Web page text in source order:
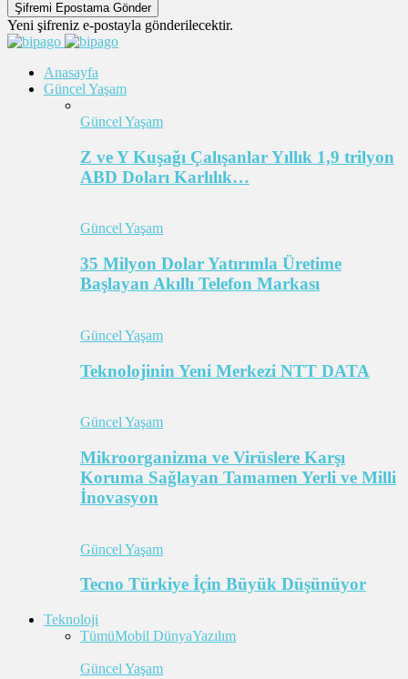
Yeni şifreniz e-postayla gönderilecektir.
Anasayfa
Güncel Yaşam
Güncel Yaşam
Z ve Y Kuşağı Çalışanlar Yıllık 1,9 trilyon
ABD Doları Karlılık…
Güncel Yaşam
35 Milyon Dolar Yatırımla Üretime
Başlayan Akıllı Telefon Markası
Güncel Yaşam
Teknolojinin Yeni Merkezi NTT DATA
Güncel Yaşam
Mikroorganizma ve Virüslere Karşı
Koruma Sağlayan Tamamen Yerli ve Milli
İnovasyon
Güncel Yaşam
Tecno Türkiye İçin Büyük Düşünüyor
Teknoloji
TümüMobil DünyaYazılım
Güncel Yaşam